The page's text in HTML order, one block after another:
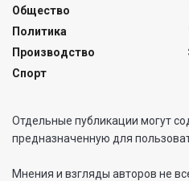
Общество
Политика
Производство
Спорт
Отдельные публикации могут
предназначенную для
Мнения и взгляды авторов не